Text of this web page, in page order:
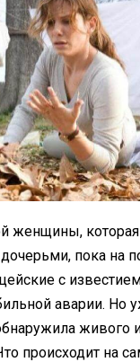
женщины, которая
пока на
с
аварии. Но
живого
происходит на